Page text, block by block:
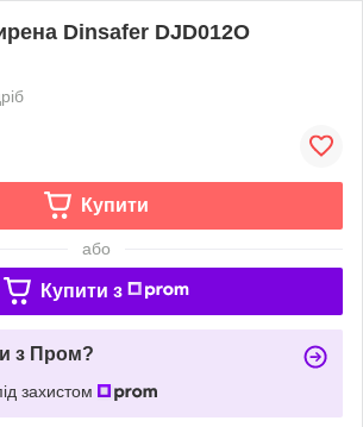
Dinsafer DJD012O
Купити
або
Купити з
з Пром?
захистом